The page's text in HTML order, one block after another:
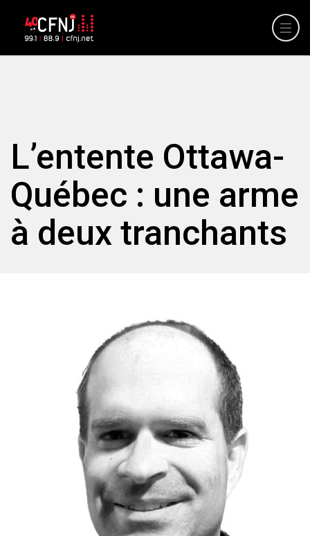
L’entente Ottawa-
Québec : une arme
à deux tranchants